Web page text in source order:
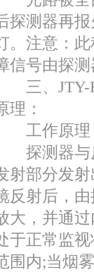
探测器再
。注意：
信号由探
三、JTY-
理：
工作原理
探测器与反
射部分发
反射后，
大，并通
于正常监
围内;当烟